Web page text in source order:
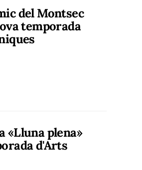
del Montsec
temporada
«Lluna plena»
d'Arts